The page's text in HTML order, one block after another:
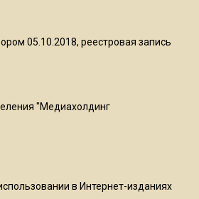
Терюшков назвал
05.10.2018, реестровая запись
"Медиахолдинг
в Интернет-изданиях